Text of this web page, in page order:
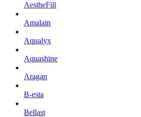
AestheFill
Amalain
Aqualyx
Aquashine
Aragan
B-esta
Bellast